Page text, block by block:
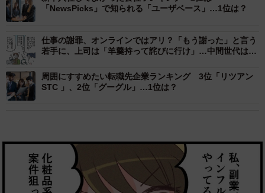
「NewsPicks」で知られる「ユーザベース」…1位は？
仕事の謝罪、オンラインではアリ？「もう謝った」と言う
若手に、上司は「羊羹持って詫びに行け」…中間世代は板
周囲にすすめたい転職先企業ランキング 3位「リツアン
STC 」、2位「グーグル」…1位は？